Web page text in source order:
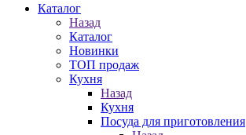
Каталог
Назад
Каталог
Новинки
ТОП продаж
Кухня
Назад
Кухня
Посуда для приготовления